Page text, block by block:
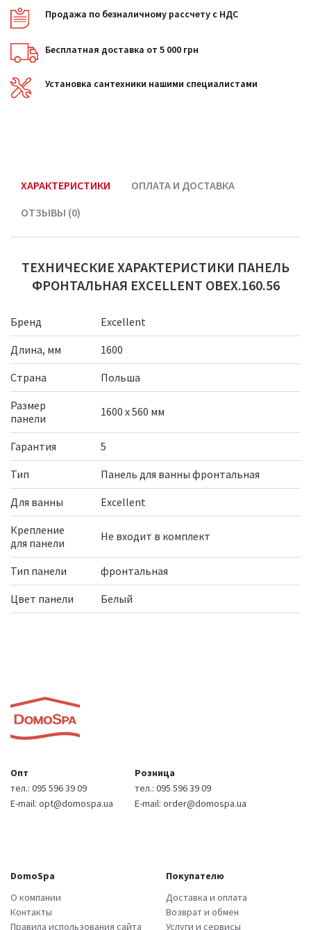
Продажа по безналичному рассчету с НДС
Бесплатная доставка от 5 000 грн
Установка сантехники нашими специалистами
ХАРАКТЕРИСТИКИ
ОПЛАТА И ДОСТАВКА
ОТЗЫВЫ (0)
ТЕХНИЧЕСКИЕ ХАРАКТЕРИСТИКИ ПАНЕЛЬ
ФРОНТАЛЬНАЯ EXCELLENT OBEX.160.56
Бренд
Excellent
Длина, мм
1600
Страна
Польша
Размер
панели
1600 х 560 мм
Гарантия
5
Тип
Панель для ванны фронтальная
Для ванны
Excellent
Крепление
для панели
Не входит в комплект
Тип панели
фронтальная
Цвет панели
Белый
Опт
тел.: 095 596 39 09
E-mail: opt@domospa.ua
Розница
тел.: 095 596 39 09
E-mail: order@domospa.ua
DomoSpa
О компании
Контакты
Правила использования сайта
Покупателю
Доставка и оплата
Возврат и обмен
Услуги и сервисы